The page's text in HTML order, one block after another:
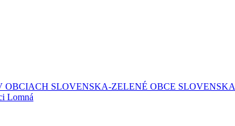
SLOVENSKA-ZELENÉ OBCE SLOVENSKA
Lomná